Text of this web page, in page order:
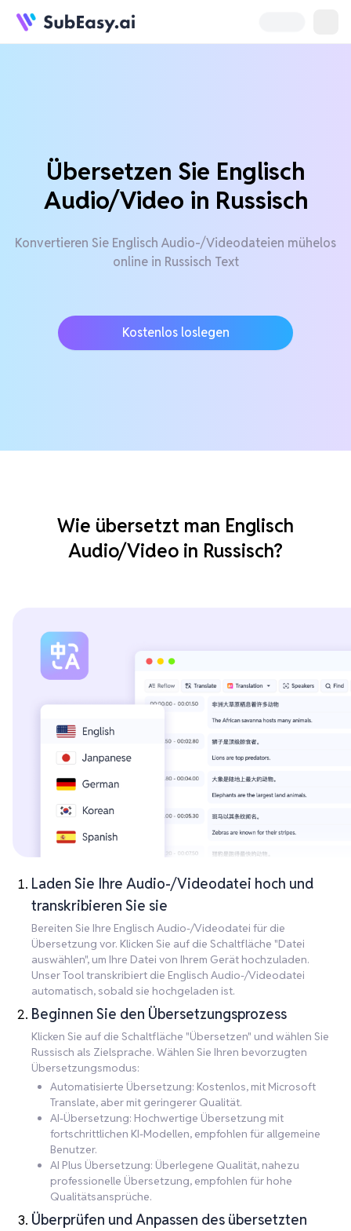
Übersetzen Sie Englisch
Audio/Video in Russisch
Konvertieren Sie Englisch Audio-/Videodateien mühelos
online in Russisch Text
Kostenlos loslegen
Wie übersetzt man Englisch
Audio/Video in Russisch?
Laden Sie Ihre Audio-/Videodatei hoch und
transkribieren Sie sie
Bereiten Sie Ihre Englisch Audio-/Videodatei für die
Übersetzung vor. Klicken Sie auf die Schaltfläche "Datei
auswählen", um Ihre Datei von Ihrem Gerät hochzuladen.
Unser Tool transkribiert die Englisch Audio-/Videodatei
automatisch, sobald sie hochgeladen ist.
Beginnen Sie den Übersetzungsprozess
Klicken Sie auf die Schaltfläche "Übersetzen" und wählen Sie
Russisch als Zielsprache. Wählen Sie Ihren bevorzugten
Übersetzungsmodus:
Automatisierte Übersetzung: Kostenlos, mit Microsoft
Translate, aber mit geringerer Qualität.
AI-Übersetzung: Hochwertige Übersetzung mit
fortschrittlichen KI-Modellen, empfohlen für allgemeine
Benutzer.
AI Plus Übersetzung: Überlegene Qualität, nahezu
professionelle Übersetzung, empfohlen für hohe
Qualitätsansprüche.
Überprüfen und Anpassen des übersetzten